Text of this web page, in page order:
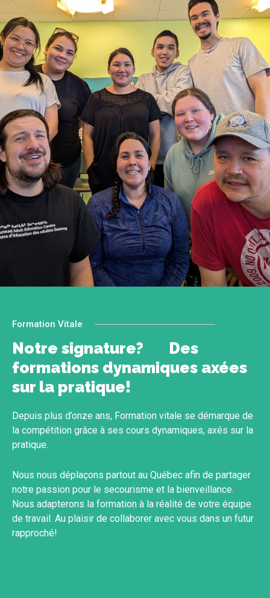
Formation Vitale
Notre signature? Des
formations dynamiques axées
sur la pratique!
Depuis plus d’onze ans, Formation vitale se démarque de
la compétition grâce à ses cours dynamiques, axés sur la
pratique.
Nous nous déplaçons partout au Québec afin de partager
notre passion pour le secourisme et la bienveillance.
Nous adapterons la formation à la réalité de votre équipe
de travail. Au plaisir de collaborer avec vous dans un futur
rapproché!